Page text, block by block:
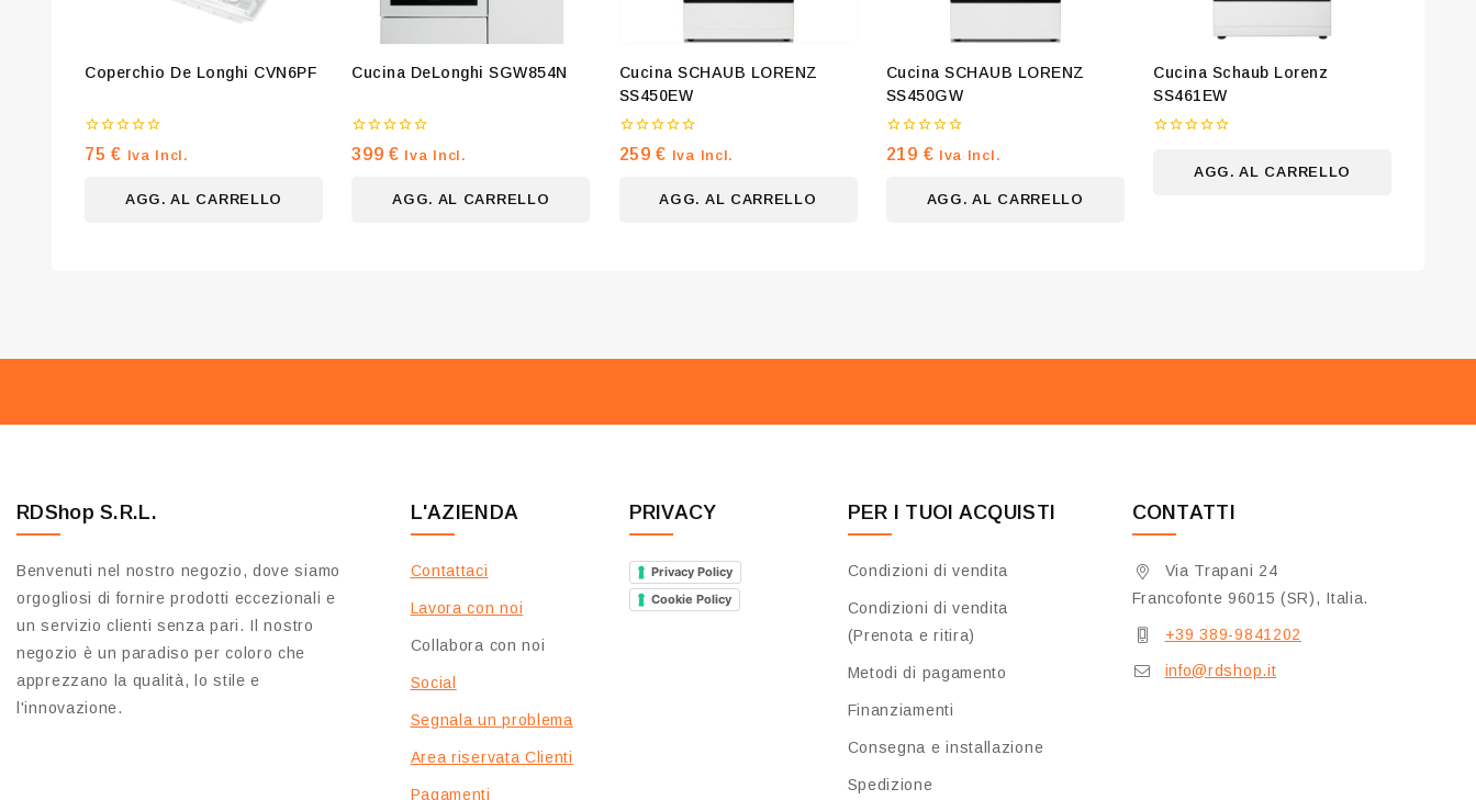
Coperchio De Longhi CVN6PF
0
su
75€ Iva Incl.
AGG. AL CARRELLO
Cucina DeLonghi SGW854N
0
su
399€ Iva Incl.
AGG. AL CARRELLO
Cucina SCHAUB LORENZ
SS450EW
0
su
259€ Iva Incl.
AGG. AL CARRELLO
Cucina SCHAUB LORENZ
SS450GW
0
su
219 € Iva Incl.
AGG. AL CARRELLO
Cucina Schaub Lorenz
SS461EW
AGG. AL CARRELLO
RDShop S.R.L.
Benvenuti nel nostro negozio, dove siamo
orgogliosi di fornire prodotti eccezionali e
un servizio clienti senza pari. Il nostro
negozio è un paradiso per coloro che
apprezzano la qualità, lo stile e
l'innovazione.
L'AZIENDA
Contattaci
Lavora con noi
Collabora con noi
Social
Segnala un problema
Area riservata Clienti
Pagamenti
PRIVACY
Privacy Policy
Cookie Policy
PER I TUOI ACQUISTI
Condizioni di vendita
Condizioni di vendita
(Prenota e ritira)
Metodi di pagamento
Finanziamenti
Consegna e installazione
Spedizione
CONTATTI
Via Trapani 24
Francofonte 96015 (SR), Italia.
+39 389-9841202
info@rdshop.it